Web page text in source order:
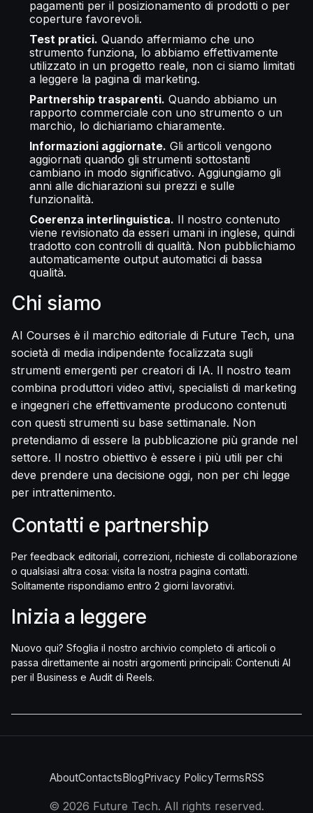
pagamenti per il posizionamento di prodotti o per
coperture favorevoli.
Test pratici. Quando affermiamo che uno
strumento funziona, lo abbiamo effettivamente
utilizzato in un progetto reale, non ci siamo limitati
a leggere la pagina di marketing.
Partnership trasparenti. Quando abbiamo un
rapporto commerciale con uno strumento o un
marchio, lo dichiariamo chiaramente.
Informazioni aggiornate. Gli articoli vengono
aggiornati quando gli strumenti sottostanti
cambiano in modo significativo. Aggiungiamo gli
anni alle dichiarazioni sui prezzi e sulle
funzionalità.
Coerenza interlinguistica. Il nostro contenuto
viene revisionato da esseri umani in inglese, quindi
tradotto con controlli di qualità. Non pubblichiamo
automaticamente output automatici di bassa
qualità.
Chi siamo
AI Courses è il marchio editoriale di Future Tech, una
società di media indipendente focalizzata sugli
strumenti emergenti per creatori di IA. Il nostro team
combina produttori video attivi, specialisti di marketing
e ingegneri che effettivamente producono contenuti
con questi strumenti su base settimanale. Non
pretendiamo di essere la pubblicazione più grande nel
settore. Il nostro obiettivo è essere i più utili per chi
deve prendere una decisione oggi, non per chi legge
per intrattenimento.
Contatti e partnership
Per feedback editoriali, correzioni, richieste di collaborazione
o qualsiasi altra cosa: visita la nostra pagina contatti.
Solitamente rispondiamo entro 2 giorni lavorativi.
Inizia a leggere
Nuovo qui? Sfoglia il nostro archivio completo di articoli o
passa direttamente ai nostri argomenti principali: Contenuti AI
per il Business e Audit di Reels.
AboutContactsBlogPrivacy PolicyTermsRSS
© 2026 Future Tech. All rights reserved.